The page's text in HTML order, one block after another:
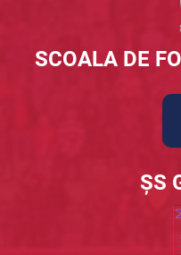
SCOALA DE
ȘS